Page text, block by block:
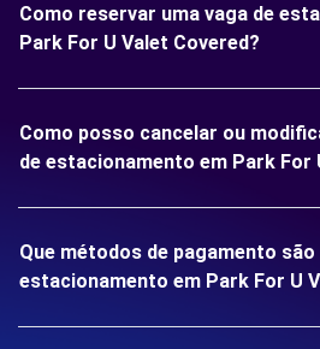
Como reservar uma vaga de
Park For U Valet Covered?
Como posso cancelar ou
de estacionamento em Park For
Que métodos de pagamento
estacionamento em Park For U